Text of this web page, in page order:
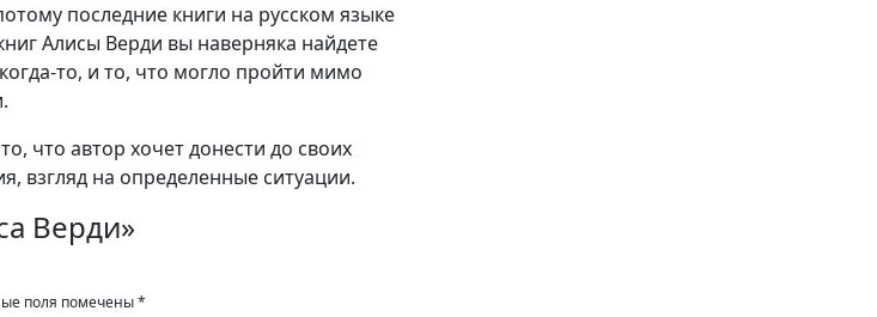
последние книги на русском языке
Алисы Верди вы наверняка найдете
то, и то, что могло пройти мимо
что автор хочет донести до своих
взгляд на определенные ситуации.
Верди»
поля помечены*